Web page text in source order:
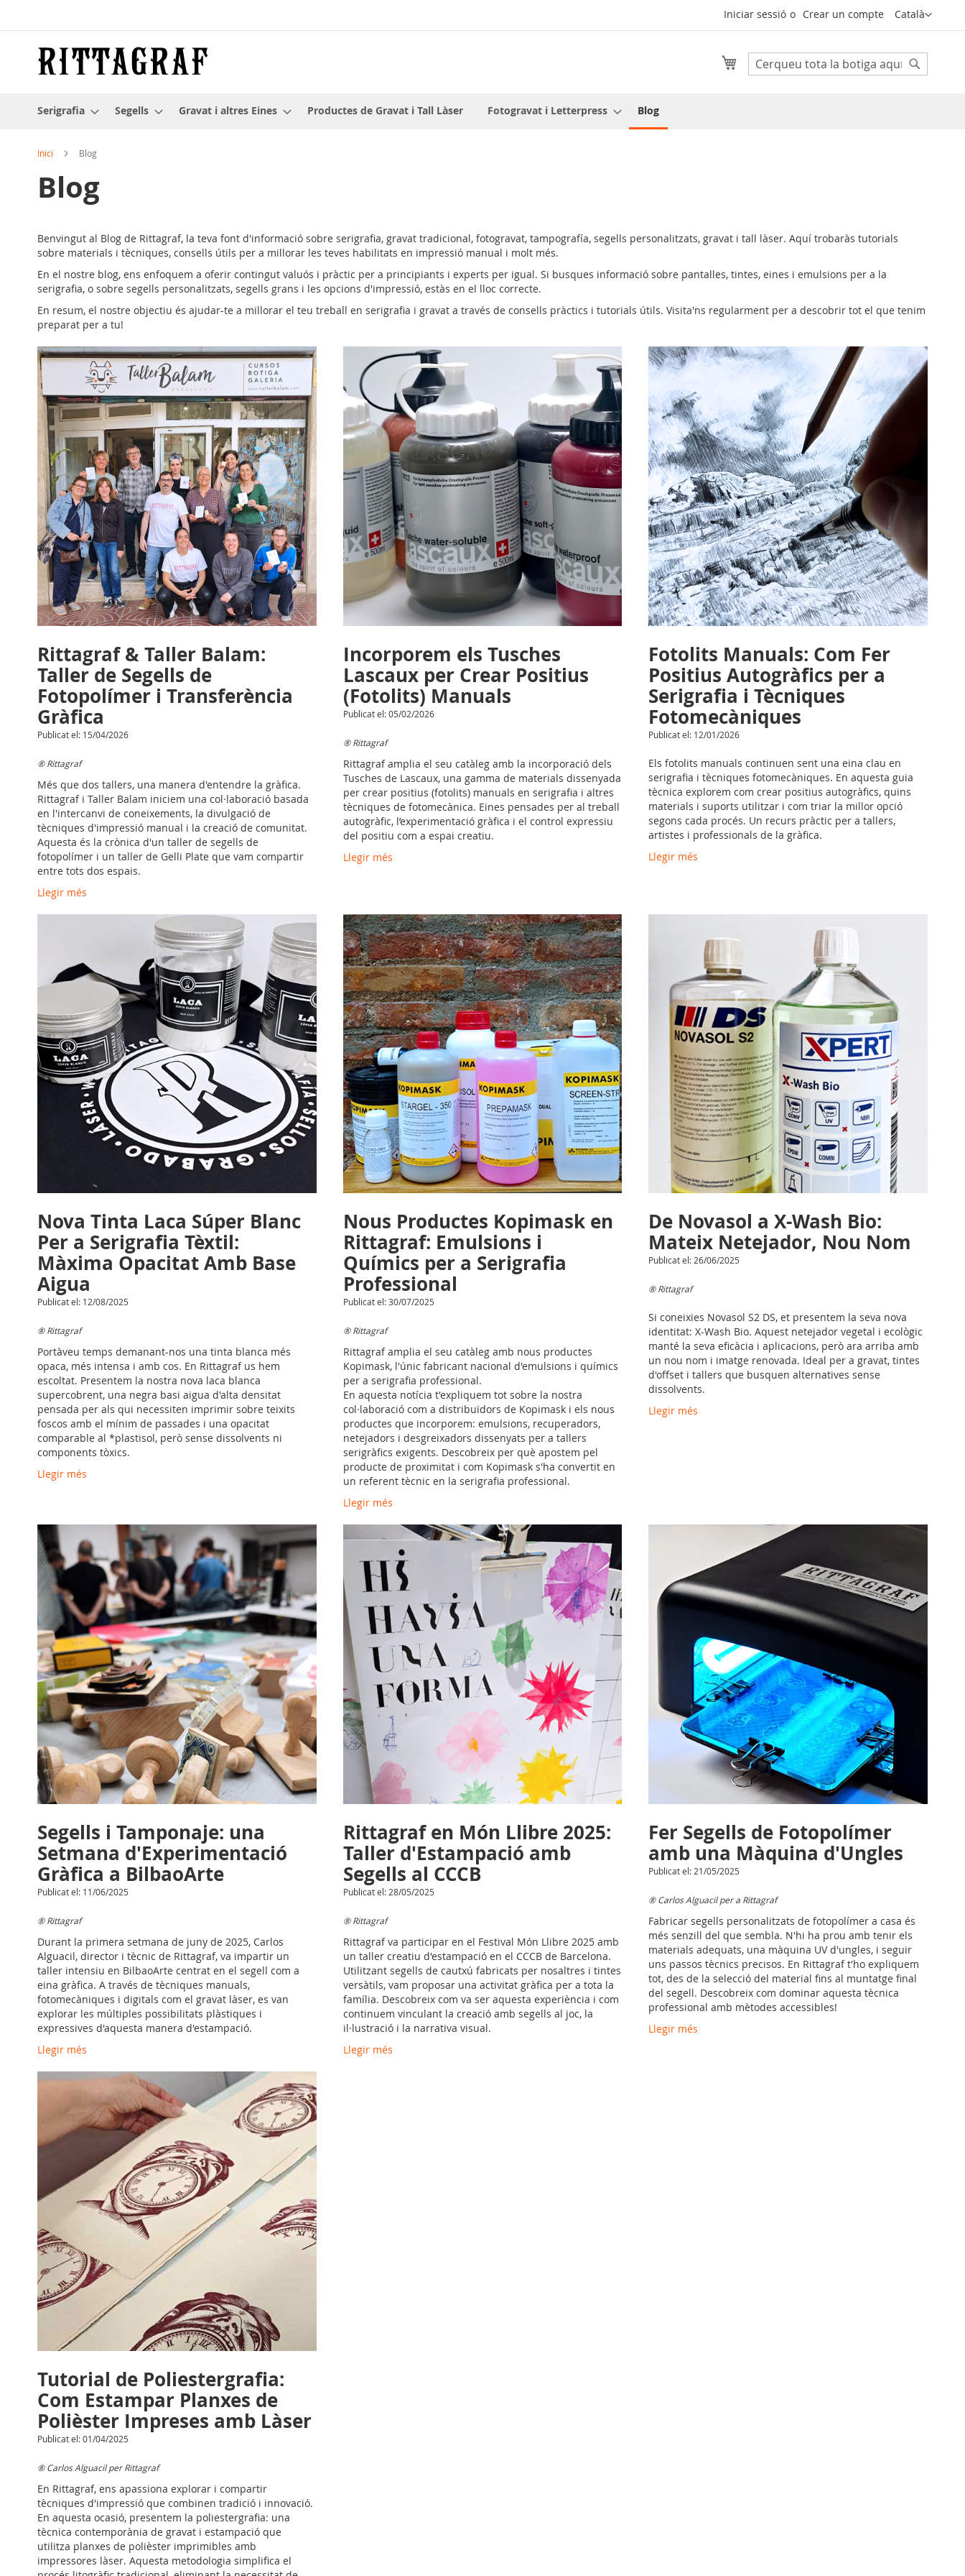
Llenguatge
Català
Iniciar sessió Crear un compte
Cerca
Cistella
Serigrafia Segells Gravat i altres Eines Productes de Gravat i Tall Làser Fotogravat i Letterpress Blog
Inici Blog
Blog
Benvingut al Blog de Rittagraf, la teva font d'informació sobre serigrafia, gravat tradicional, fotogravat, tampografía, segells personalitzats, gravat i tall làser. Aquí trobaràs tutorials
sobre materials i tècniques, consells útils per a millorar les teves habilitats en impressió manual i molt més.
En el nostre blog, ens enfoquem a oferir contingut valuós i pràctic per a principiants i experts per igual. Si busques informació sobre pantalles, tintes, eines i emulsions per a la
serigrafia, o sobre segells personalitzats, segells grans i les opcions d'impressió, estàs en el lloc correcte.
En resum, el nostre objectiu és ajudar-te a millorar el teu treball en serigrafia i gravat a través de consells pràctics i tutorials útils. Visita'ns regularment per a descobrir tot el que tenim
preparat per a tu!
Rittagraf & Taller Balam:
Taller de Segells de
Fotopolímer i Transferència
Gràfica
Publicat el: 15/04/2026
® Rittagraf
Més que dos tallers, una manera d'entendre la gràfica.
Rittagraf i Taller Balam iniciem una col·laboració basada
en l'intercanvi de coneixements, la divulgació de
tècniques d'impressió manual i la creació de comunitat.
Aquesta és la crònica d'un taller de segells de
fotopolímer i un taller de Gelli Plate que vam compartir
entre tots dos espais.
Llegir més
Incorporem els Tusches
Lascaux per Crear Positius
(Fotolits) Manuals
Publicat el: 05/02/2026
® Rittagraf
Rittagraf amplia el seu catàleg amb la incorporació dels
Tusches de Lascaux, una gamma de materials dissenyada
per crear positius (fotolits) manuals en serigrafia i altres
tècniques de fotomecànica. Eines pensades per al treball
autogràfic, l’experimentació gràfica i el control expressiu
del positiu com a espai creatiu.
Llegir més
Fotolits Manuals: Com Fer
Positius Autogràfics per a
Serigrafia i Tècniques
Fotomecàniques
Publicat el: 12/01/2026
Els fotolits manuals continuen sent una eina clau en
serigrafia i tècniques fotomecàniques. En aquesta guia
tècnica explorem com crear positius autogràfics, quins
materials i suports utilitzar i com triar la millor opció
segons cada procés. Un recurs pràctic per a tallers,
artistes i professionals de la gràfica.
Llegir més
Nova Tinta Laca Súper Blanc
Per a Serigrafia Tèxtil:
Màxima Opacitat Amb Base
Aigua
Publicat el: 12/08/2025
® Rittagraf
Portàveu temps demanant-nos una tinta blanca més
opaca, més intensa i amb cos. En Rittagraf us hem
escoltat. Presentem la nostra nova laca blanca
supercobrent, una negra basi aigua d'alta densitat
pensada per als qui necessiten imprimir sobre teixits
foscos amb el mínim de passades i una opacitat
comparable al *plastisol, però sense dissolvents ni
components tòxics.
Llegir més
Nous Productes Kopimask en
Rittagraf: Emulsions i
Químics per a Serigrafia
Professional
Publicat el: 30/07/2025
® Rittagraf
Rittagraf amplia el seu catàleg amb nous productes
Kopimask, l'únic fabricant nacional d'emulsions i químics
per a serigrafia professional.
En aquesta notícia t'expliquem tot sobre la nostra
col·laboració com a distribuïdors de Kopimask i els nous
productes que incorporem: emulsions, recuperadors,
netejadors i desgreixadors dissenyats per a tallers
serigràfics exigents. Descobreix per què apostem pel
producte de proximitat i com Kopimask s'ha convertit en
un referent tècnic en la serigrafia professional.
Llegir més
De Novasol a X-Wash Bio:
Mateix Netejador, Nou Nom
Publicat el: 26/06/2025
® Rittagraf
Si coneixies Novasol S2 DS, et presentem la seva nova
identitat: X-Wash Bio. Aquest netejador vegetal i ecològic
manté la seva eficàcia i aplicacions, però ara arriba amb
un nou nom i imatge renovada. Ideal per a gravat, tintes
d'offset i tallers que busquen alternatives sense
dissolvents.
Llegir més
Segells i Tamponaje: una
Setmana d'Experimentació
Gràfica a BilbaoArte
Publicat el: 11/06/2025
® Rittagraf
Durant la primera setmana de juny de 2025, Carlos
Alguacil, director i tècnic de Rittagraf, va impartir un
taller intensiu en BilbaoArte centrat en el segell com a
eina gràfica. A través de tècniques manuals,
fotomecàniques i digitals com el gravat làser, es van
explorar les múltiples possibilitats plàstiques i
expressives d'aquesta manera d'estampació.
Llegir més
Rittagraf en Món Llibre 2025:
Taller d'Estampació amb
Segells al CCCB
Publicat el: 28/05/2025
® Rittagraf
Rittagraf va participar en el Festival Món Llibre 2025 amb
un taller creatiu d'estampació en el CCCB de Barcelona.
Utilitzant segells de cautxú fabricats per nosaltres i tintes
versàtils, vam proposar una activitat gràfica per a tota la
família. Descobreix com va ser aquesta experiència i com
continuem vinculant la creació amb segells al joc, la
il·lustració i la narrativa visual.
Llegir més
Fer Segells de Fotopolímer
amb una Màquina d'Ungles
Publicat el: 21/05/2025
® Carlos Alguacil per a Rittagraf
Fabricar segells personalitzats de fotopolímer a casa és
més senzill del que sembla. N'hi ha prou amb tenir els
materials adequats, una màquina UV d'ungles, i seguir
uns passos tècnics precisos. En Rittagraf t'ho expliquem
tot, des de la selecció del material fins al muntatge final
del segell. Descobreix com dominar aquesta tècnica
professional amb mètodes accessibles!
Llegir més
Tutorial de Poliestergrafia:
Com Estampar Planxes de
Polièster Impreses amb Làser
Publicat el: 01/04/2025
® Carlos Alguacil per Rittagraf
En Rittagraf, ens apassiona explorar i compartir
tècniques d'impressió que combinen tradició i innovació.
En aquesta ocasió, presentem la poliestergrafia: una
tècnica contemporània de gravat i estampació que
utilitza planxes de polièster imprimibles amb
impressores làser. Aquesta metodologia simplifica el